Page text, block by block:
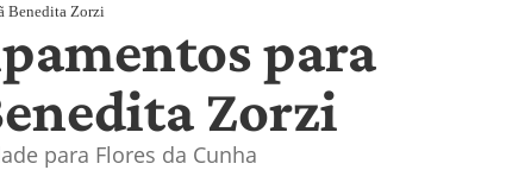
Benedita Zorzi
para
Zorzi
para Flores da Cunha